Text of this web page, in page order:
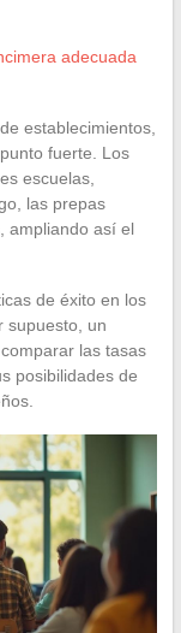
adecuada
establecimientos,
fuerte. Los
escuelas,
las prepas
ampliando así el
de éxito en los
supuesto, un
las tasas
posibilidades de